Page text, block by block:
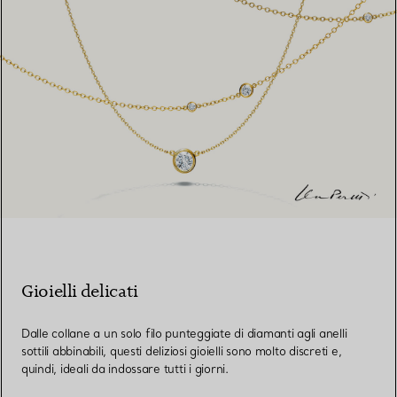
Gioielli delicati
Dalle collane a un solo filo punteggiate di diamanti agli anelli
sottili abbinabili, questi deliziosi gioielli sono molto discreti e,
quindi, ideali da indossare tutti i giorni.